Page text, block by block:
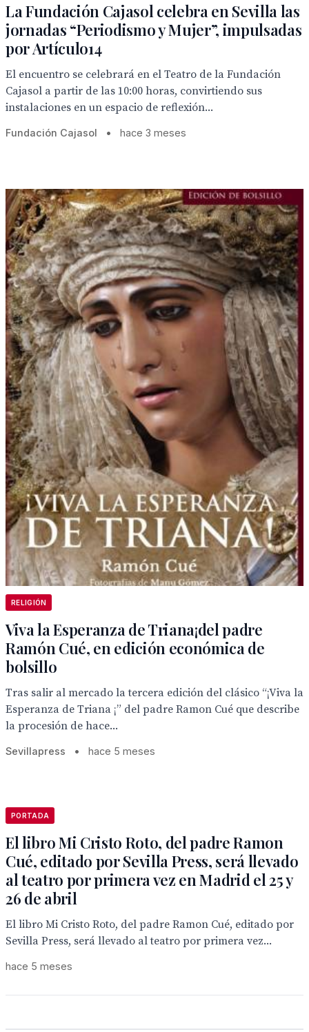
La Fundación Cajasol celebra en Sevilla las
jornadas “Periodismo y Mujer”, impulsadas
por Artículo14
El encuentro se celebrará en el Teatro de la Fundación
Cajasol a partir de las 10:00 horas, convirtiendo sus
instalaciones en un espacio de reflexión...
Fundación Cajasol • hace 3 meses
RELIGIÓN
Viva la Esperanza de Triana¡del padre
Ramón Cué, en edición económica de
bolsillo
Tras salir al mercado la tercera edición del clásico “¡Viva la
Esperanza de Triana ¡” del padre Ramon Cué que describe
la procesión de hace...
Sevillapress • hace 5 meses
PORTADA
El libro Mi Cristo Roto, del padre Ramon
Cué, editado por Sevilla Press, será llevado
al teatro por primera vez en Madrid el 25 y
26 de abril
El libro Mi Cristo Roto, del padre Ramon Cué, editado por
Sevilla Press, será llevado al teatro por primera vez...
hace 5 meses